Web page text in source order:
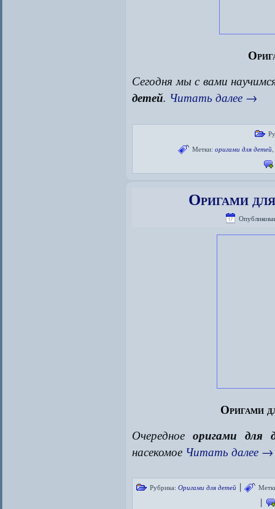
Сегодня мы с вами
детей. Читать далее →
Метки: оригами для детей
Оригами
Оригами
Очередное оригами для
насекомое Читать далее →
Рубрика: Оригами для детей |
|